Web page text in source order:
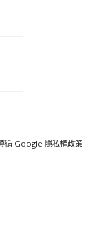
循 Google 隱私權政策